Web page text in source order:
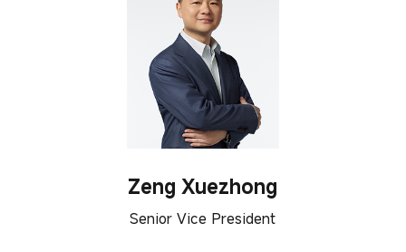
Zeng Xuezhong
Senior Vice President